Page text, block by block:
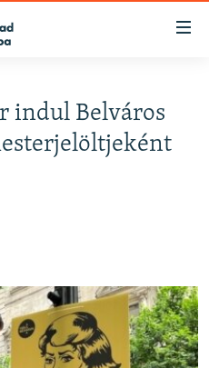
indul Belváros